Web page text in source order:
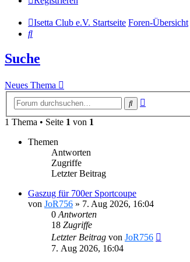
Isetta Club e.V. Startseite Foren-Übersicht
Suche
Suche
Neues Thema
Suche
1 Thema • Seite 1 von 1
Themen
Antworten
Zugriffe
Letzter Beitrag
Gaszug für 700er Sportcoupe
von JoR756 » 7. Aug 2026, 16:04
0 Antworten
18 Zugriffe
Letzter Beitrag von JoR756
7. Aug 2026, 16:04